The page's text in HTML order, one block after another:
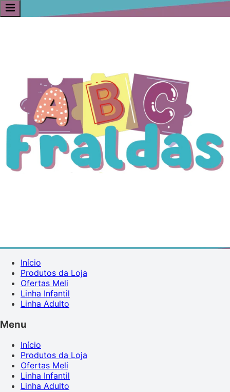
Início
Produtos da Loja
Ofertas Meli
Linha Infantil
Linha Adulto
Menu
Início
Produtos da Loja
Ofertas Meli
Linha Infantil
Linha Adulto